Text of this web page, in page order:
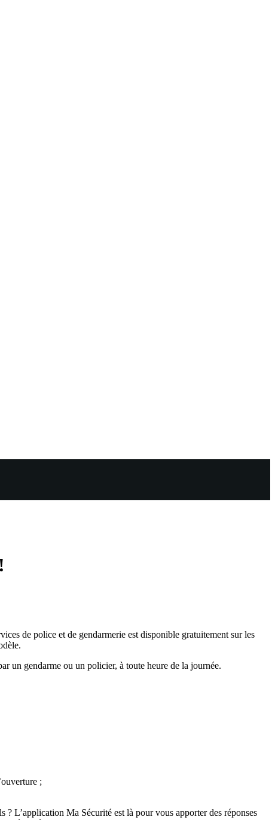
de police et de gendarmerie est disponible gratuitement sur les
un gendarme ou un policier, à toute heure de la journée.
;
? L’application Ma Sécurité est là pour vous apporter des réponses